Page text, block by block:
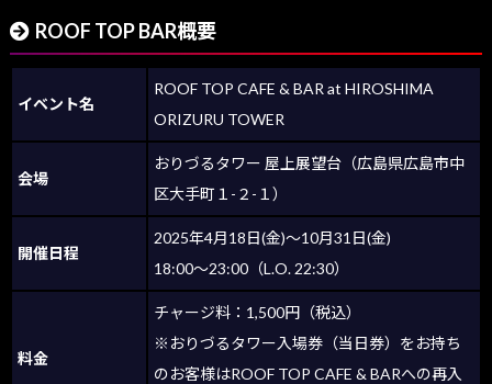
ROOF TOP BAR概要
イベント名
ROOF TOP CAFE & BAR at HIROSHIMA
ORIZURU TOWER
会場
おりづるタワー 屋上展望台（広島県広島市中
区大手町１-２-１）
開催日程
2025年4月18日(金)〜10月31日(金)
18:00〜23:00（L.O. 22:30）
料金
チャージ料：1,500円（税込）
※おりづるタワー入場券（当日券）をお持ち
のお客様はROOF TOP CAFE & BARへの再入